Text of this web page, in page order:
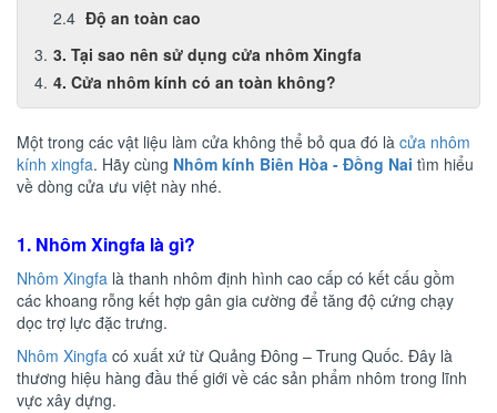
Độ an toàn cao
3. Tại sao nên sử dụng cửa nhôm Xingfa
4. Cửa nhôm kính có an toàn không?
Một trong các vật liệu làm cửa không thể bỏ qua đó là cửa nhôm
kính xingfa. Hãy cùng Nhôm kính Biên Hòa - Đồng Nai tìm hiểu
về dòng cửa ưu việt này nhé.
1. Nhôm Xingfa là gì?
Nhôm Xingfa là thanh nhôm định hình cao cấp có kết cấu gồm
các khoang rỗng kết hợp gân gia cường để tăng độ cứng chạy
dọc trợ lực đặc trưng.
Nhôm Xingfa có xuất xứ từ Quảng Đông – Trung Quốc. Đây là
thương hiệu hàng đầu thế giới về các sản phẩm nhôm trong lĩnh
vực xây dựng.